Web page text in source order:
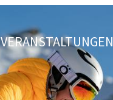
VERANSTALTUNGEN